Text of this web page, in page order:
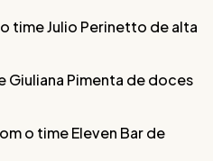
time Julio Perinetto de alta
Giuliana Pimenta de doces
o time Eleven Bar de